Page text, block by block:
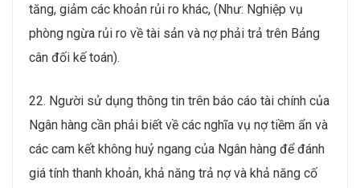
tăng, giảm các khoản rủi ro khác, (Như: Nghiệp vụ
phòng ngừa rủi ro về tài sản và nợ phải trả trên Bảng
cân đối kế toán).
22. Người sử dụng thông tin trên báo cáo tài chính của
Ngân hàng cần phải biết về các nghĩa vụ nợ tiềm ẩn và
các cam kết không huỷ ngang của Ngân hàng để đánh
giá tính thanh khoản, khả năng trả nợ và khả năng cố